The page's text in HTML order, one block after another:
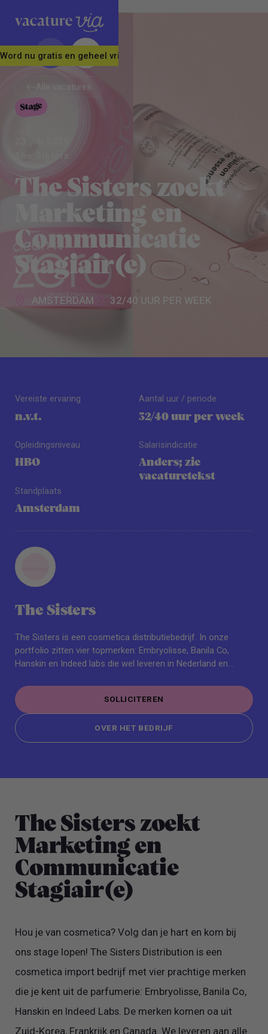
Word nu gratis en geheel vrijblijvend lid van ons Vacature Via
Alle vacatures
Alle vacatures
Stage
The Sisters zoekt
Marketing en
Communicatie
Stagiair(e)
AMSTERDAM 32/40 UUR PER WEEK
Vereiste ervaring
n.v.t.
Opleidingsniveau
HBO
Standplaats
Amsterdam
Aantal uur / periode
32/40 uur per week
Salarisindicatie
Anders; zie
vacaturetekst
The Sisters
The Sisters is een cosmetica distributiebedrijf. In onze
portfolio zitten vier topmerken: Embryolisse, Banila Co,
Hanskin en Indeed labs die wel leveren in Nederland en
zit in hartje Amsterdam, gezellig aan de gracht.
SOLLICITEREN
SOLLICITEREN
OVER HET BEDRIJF
The Sisters zoekt
Marketing en
Communicatie
Stagiair(e)
Hou je van cosmetica? Volg dan je hart en kom bij
ons stage lopen! The Sisters Distribution is een
cosmetica import bedrijf met vier prachtige merken
die je kent uit de parfumerie: Embryolisse, Banila Co,
Hanskin en Indeed Labs. De merken komen oa uit
Zuid-Korea, Frankrijk en Canada. We leveren aan alle